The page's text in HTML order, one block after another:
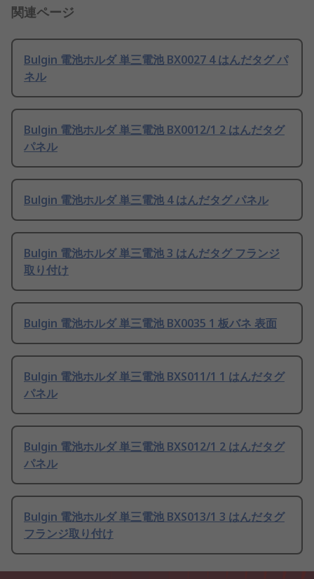
関連ページ
Bulgin 電池ホルダ 単三電池 BX0027 4 はんだタグ パ
ネル
Bulgin 電池ホルダ 単三電池 BX0012/1 2 はんだタグ
パネル
Bulgin 電池ホルダ 単三電池 4 はんだタグ パネル
Bulgin 電池ホルダ 単三電池 3 はんだタグ フランジ
取り付け
Bulgin 電池ホルダ 単三電池 BX0035 1 板バネ 表面
Bulgin 電池ホルダ 単三電池 BXS011/1 1 はんだタグ
パネル
Bulgin 電池ホルダ 単三電池 BXS012/1 2 はんだタグ
パネル
Bulgin 電池ホルダ 単三電池 BXS013/1 3 はんだタグ
フランジ取り付け